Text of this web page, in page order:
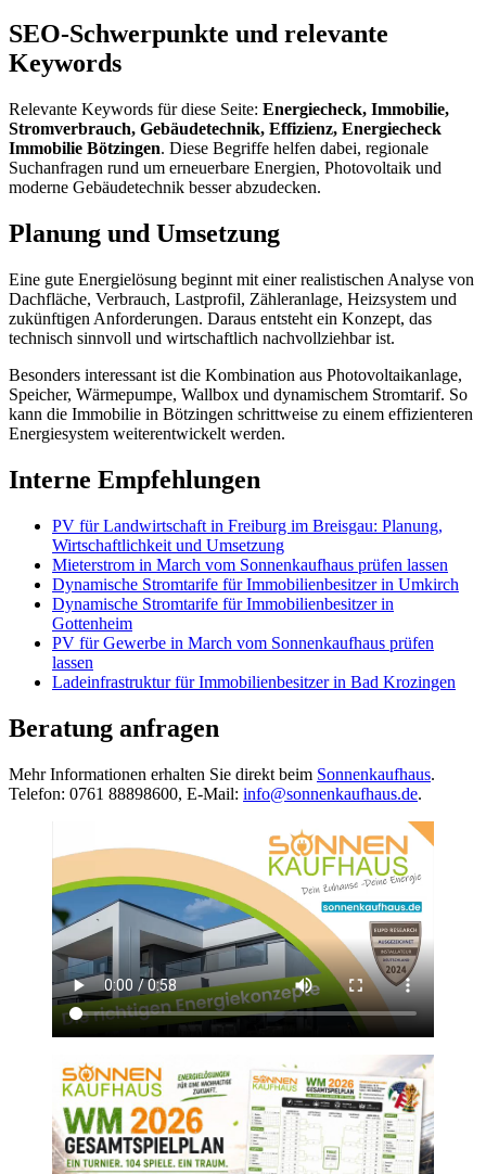
SEO-Schwerpunkte und relevante
Keywords
Relevante Keywords für diese Seite: Energiecheck, Immobilie,
Stromverbrauch, Gebäudetechnik, Effizienz, Energiecheck
Immobilie Bötzingen. Diese Begriffe helfen dabei, regionale
Suchanfragen rund um erneuerbare Energien, Photovoltaik und
moderne Gebäudetechnik besser abzudecken.
Planung und Umsetzung
Eine gute Energielösung beginnt mit einer realistischen Analyse von
Dachfläche, Verbrauch, Lastprofil, Zähleranlage, Heizsystem und
zukünftigen Anforderungen. Daraus entsteht ein Konzept, das
technisch sinnvoll und wirtschaftlich nachvollziehbar ist.
Besonders interessant ist die Kombination aus Photovoltaikanlage,
Speicher, Wärmepumpe, Wallbox und dynamischem Stromtarif. So
kann die Immobilie in Bötzingen schrittweise zu einem effizienteren
Energiesystem weiterentwickelt werden.
Interne Empfehlungen
PV für Landwirtschaft in Freiburg im Breisgau: Planung,
Wirtschaftlichkeit und Umsetzung
Mieterstrom in March vom Sonnenkaufhaus prüfen lassen
Dynamische Stromtarife für Immobilienbesitzer in Umkirch
Dynamische Stromtarife für Immobilienbesitzer in
Gottenheim
PV für Gewerbe in March vom Sonnenkaufhaus prüfen
lassen
Ladeinfrastruktur für Immobilienbesitzer in Bad Krozingen
Beratung anfragen
Mehr Informationen erhalten Sie direkt beim Sonnenkaufhaus.
Telefon: 0761 88898600, E-Mail: info@sonnenkaufhaus.de.